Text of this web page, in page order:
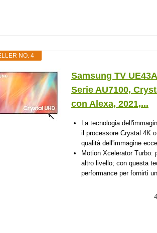
NO. 4
Samsung TV
Serie AU7100,
con Alexa, 2021,...
La tecnologia
il processore Crystal 4K
qualità dell'immagine
Motion Xcelerator Turbo:
altro livello; con questa
performance per fornirti